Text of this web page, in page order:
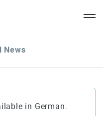
News
in German.